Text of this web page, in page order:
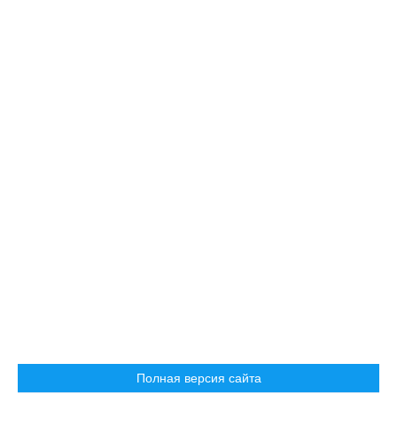
Полная версия сайта